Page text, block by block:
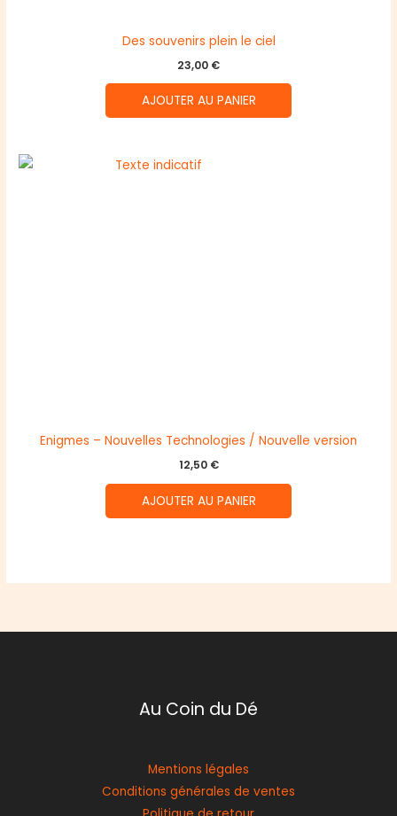
Des souvenirs plein le ciel
23,00 €
AJOUTER AU PANIER
Enigmes – Nouvelles Technologies / Nouvelle version
12,50 €
AJOUTER AU PANIER
Au Coin du Dé
Mentions légales
Conditions générales de ventes